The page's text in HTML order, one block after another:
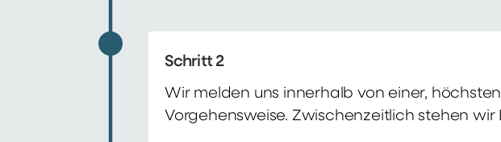
Schritt 2
Wir melden uns innerhalb von einer,
Vorgehensweise. Zwischenzeitlich stehen